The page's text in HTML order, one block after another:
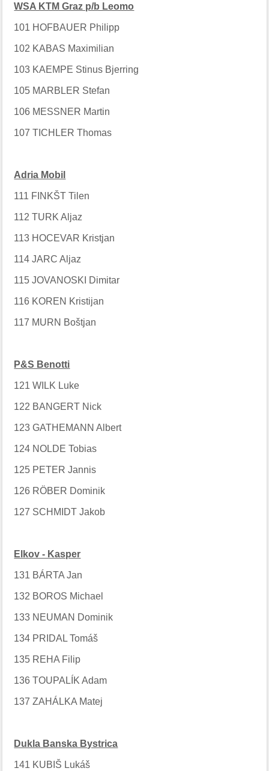
WSA KTM Graz p/b Leomo
101 HOFBAUER Philipp
102 KABAS Maximilian
103 KAEMPE Stinus Bjerring
105 MARBLER Stefan
106 MESSNER Martin
107 TICHLER Thomas
Adria Mobil
111 FINKŠT Tilen
112 TURK Aljaz
113 HOCEVAR Kristjan
114 JARC Aljaz
115 JOVANOSKI Dimitar
116 KOREN Kristijan
117 MURN Boštjan
P&S Benotti
121 WILK Luke
122 BANGERT Nick
123 GATHEMANN Albert
124 NOLDE Tobias
125 PETER Jannis
126 RÖBER Dominik
127 SCHMIDT Jakob
Elkov - Kasper
131 BÁRTA Jan
132 BOROS Michael
133 NEUMAN Dominik
134 PRIDAL Tomáš
135 REHA Filip
136 TOUPALÍK Adam
137 ZAHÁLKA Matej
Dukla Banska Bystrica
141 KUBIŠ Lukáš